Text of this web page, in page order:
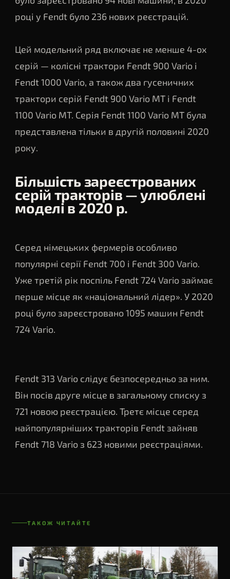
році у Fendt було 236 нових реєстрацій.
Цей модельний ряд включає не менше 4-ох
серій — колісні трактори Fendt 900 Vario і
Fendt 1000 Vario, а також два гусеничних
трактори серій Fendt 900 Vario MT і Fendt
1100 Vario MT. Серія Fendt 1100 Vario MT була
представлена ​​тільки в другій половині 2020
року.
Більшість зареєстрованих
серій тракторів — улюблені
моделі в 2020 р.
Серед німецьких фермерів особливо
популярні серії Fendt 700 і Fendt 300 Vario.
Уже третій рік поспіль Fendt 724 Vario займає
перше місце як «національний лідер». У 2020
році було зареєстровано 1095 машин Fendt
724 Vario.
Fendt 313 Vario слідує безпосередньо за ним.
Він посів друге місце в загальному списку з
721 новою реєстрацією. Третє місце серед
найпопулярніших тракторів Fendt зайняв
Fendt 718 Vario з 623 новими реєстраціями.
ТАКОЖ ЧИТАЙТЕ